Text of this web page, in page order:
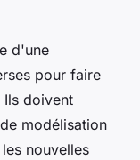
d'une
pour faire
doivent
modélisation
nouvelles